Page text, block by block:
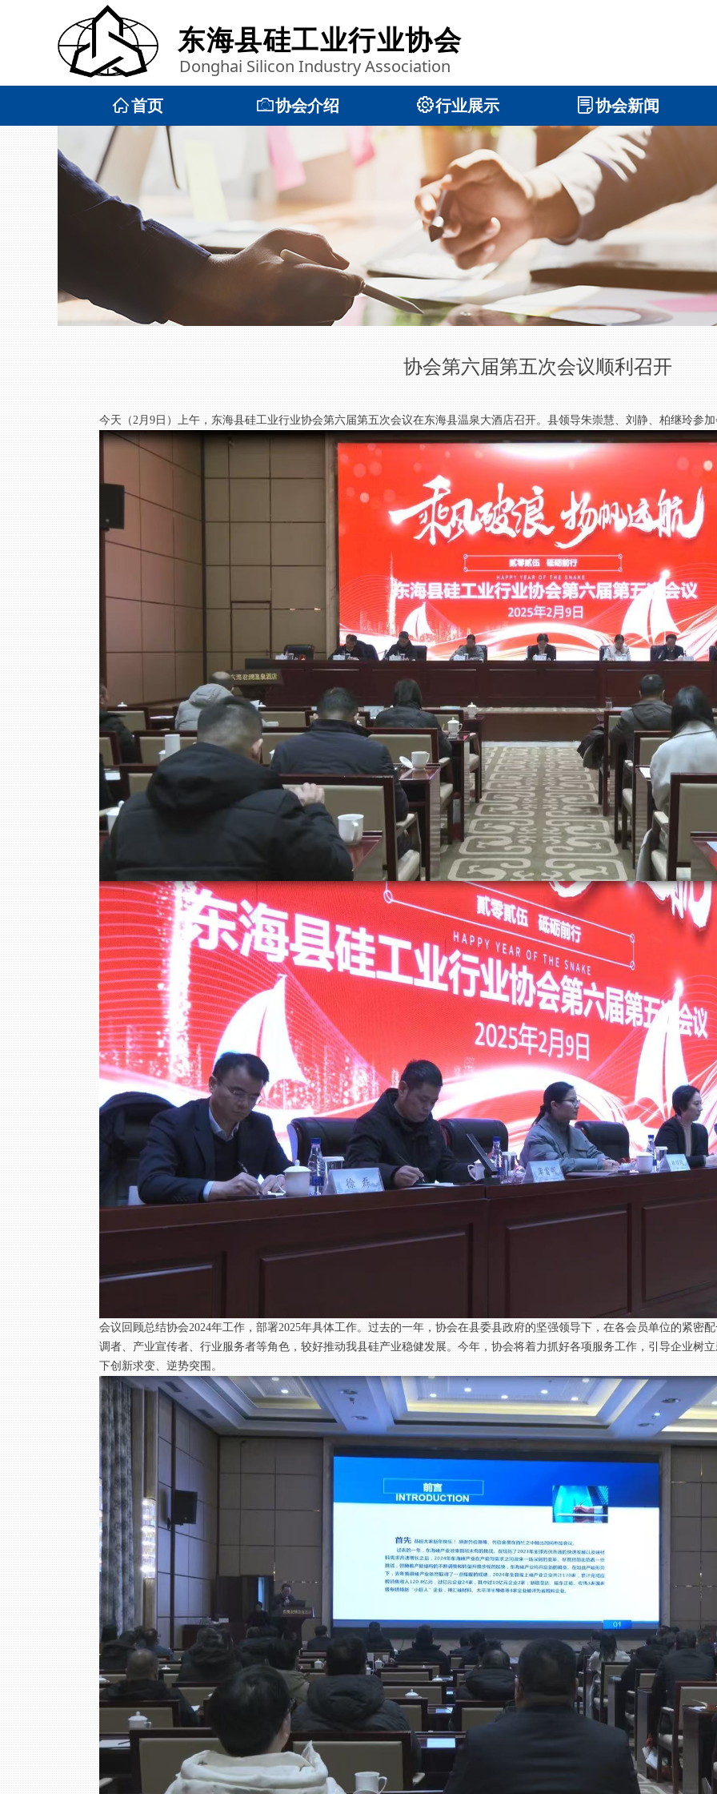
东海县硅工业行业协会
Donghai Silicon Industry Association
ꀇ首页 ꄒ协会介绍 ꂉ行业展示 ꂓ协会新闻
今天（2月9日）上午，东海县硅工业行业协会第六届第五次会议在东海县温泉大酒店召开。县领导朱崇慧、刘静、柏继玲参
会议回顾总结协会2024年工作，部署2025年具体工作。过去的一年，协会在县委县政府的坚强领导下，在各会员单位的紧密
调者、产业宣传者、行业服务者等角色，较好推动我县硅产业稳健发展。今年，协会将着力抓好各项服务工作，引导企业树
下创新求变、逆势突围。
协会第六届第五次会议顺利召开